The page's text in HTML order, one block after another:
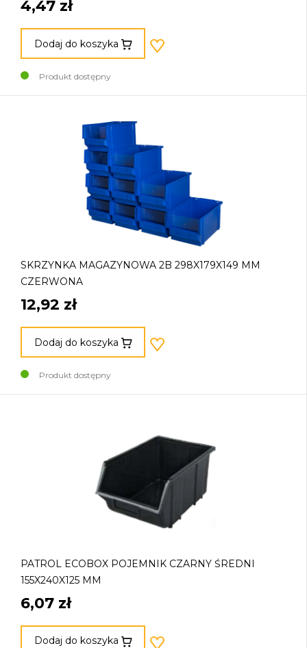
4,47 zł
Dodaj do koszyka
Produkt dostępny
SKRZYNKA MAGAZYNOWA 2B 298X179X149 MM
CZERWONA
12,92 zł
Dodaj do koszyka
Produkt dostępny
PATROL ECOBOX POJEMNIK CZARNY ŚREDNI
155X240X125 MM
6,07 zł
Dodaj do koszyka